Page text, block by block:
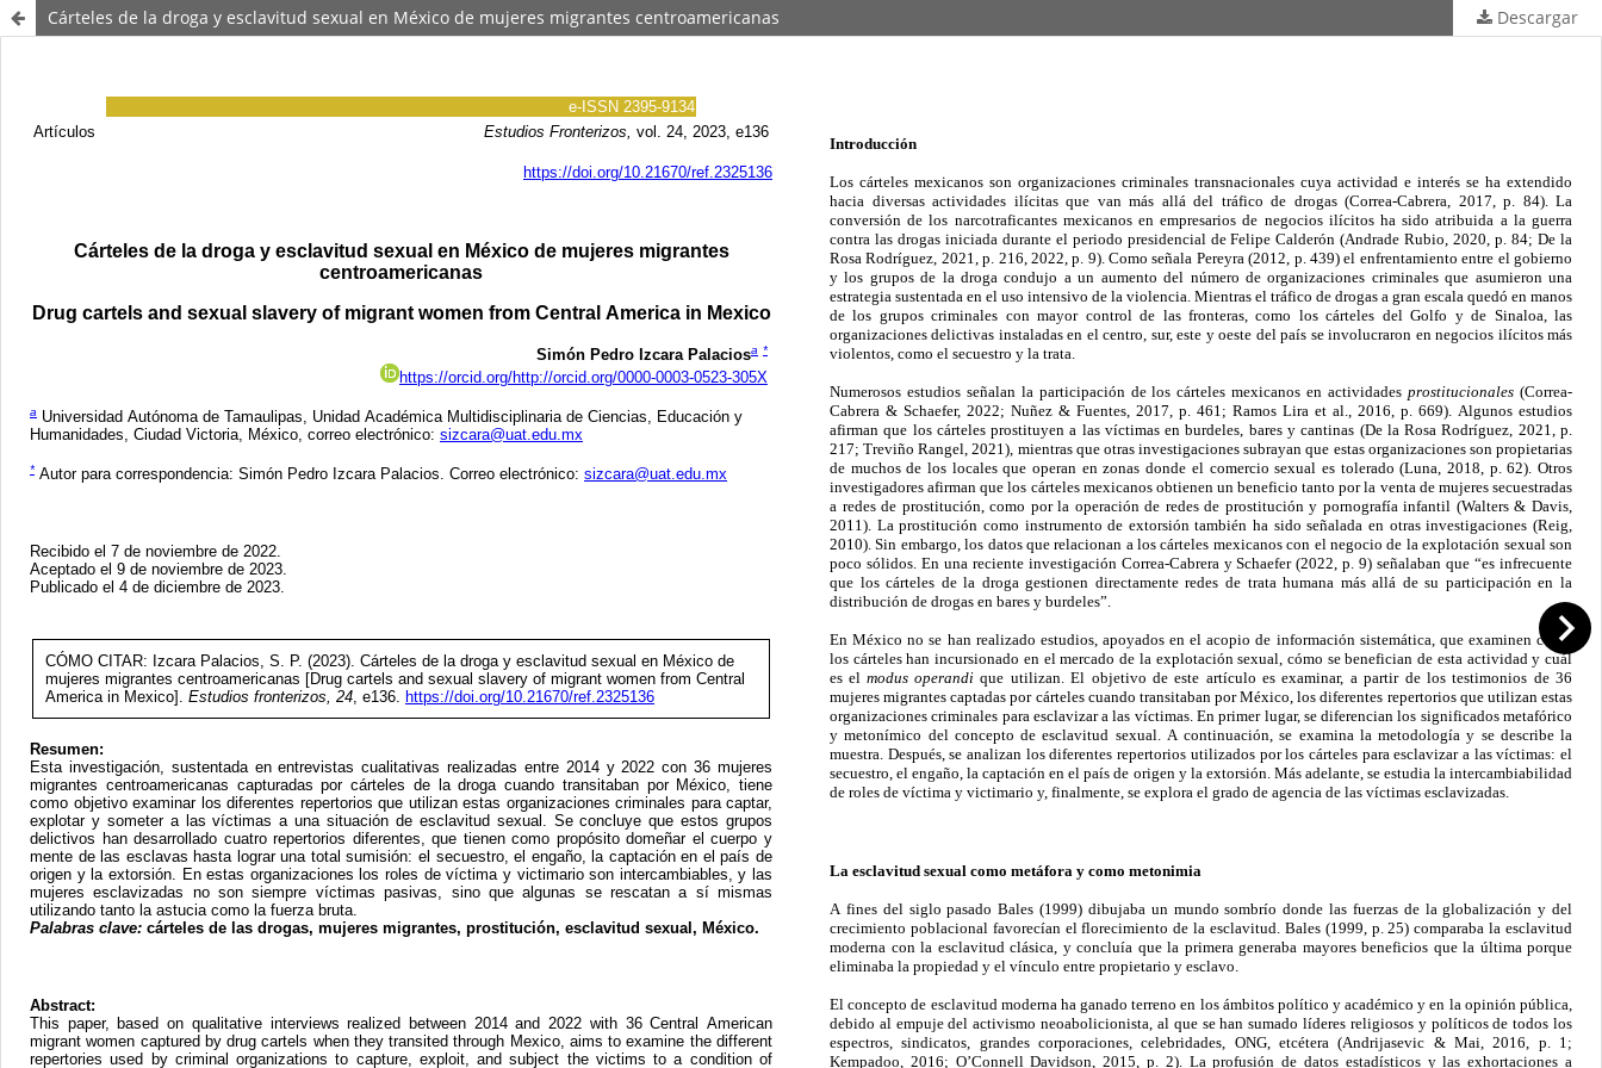
Cárteles de la droga y esclavitud sexual en México de mujeres migrantes centroamericanas Descargar